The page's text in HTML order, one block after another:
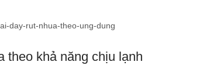
theo khả năng chịu lạnh